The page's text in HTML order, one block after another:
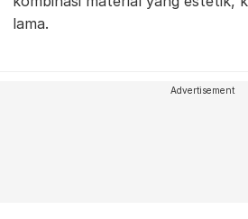
lama.
Advertisement